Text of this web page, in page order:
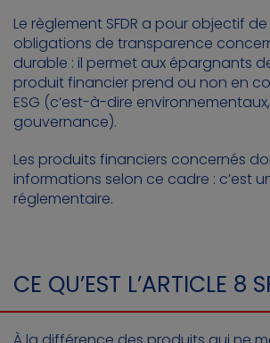
Le règlement SFDR a pour objectif
obligations de transparence
durable : il permet aux épargnants
produit financier prend ou non en
ESG (c’est-à-dire
gouvernance).
Les produits financiers concernés
informations selon ce cadre : c’est
réglementaire.
CE QU’EST L’ARTICLE 8